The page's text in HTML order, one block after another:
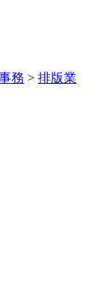
務 > 排版業